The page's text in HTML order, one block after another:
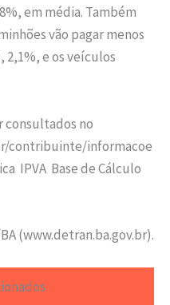
em média. Também
vão pagar menos
2,1%, e os veículos
consultados no
contribuinte/informacoe
IPVA  Base de Cálculo
(www.detran.ba.gov.br).